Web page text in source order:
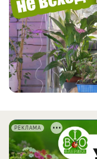
РЕКЛАМА